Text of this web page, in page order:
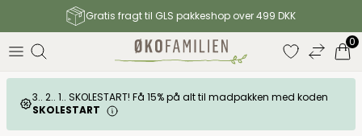
Gratis fragt til GLS pakkeshop over 499 DKK
0
3.. 2.. 1.. SKOLESTART! Få 15% på alt til madpakken med koden
SKOLESTART